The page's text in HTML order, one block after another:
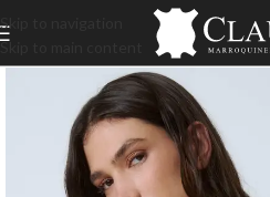
Skip to navigation
Skip to main content